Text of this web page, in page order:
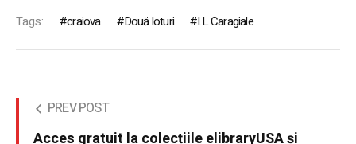
Tags: craiova Două loturi I.L Caragiale
PREV POST
Acces gratuit la colecțiile elibraryUSA și